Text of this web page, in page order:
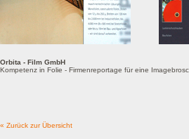
Orbita - Film GmbH
Kompetenz in Folie - Firmenreportage für eine
« Zurück zur Übersicht